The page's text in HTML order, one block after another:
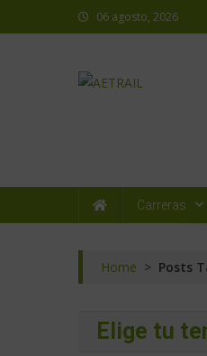
06 agosto, 2026
Carreras
Home > Posts
Elige tu